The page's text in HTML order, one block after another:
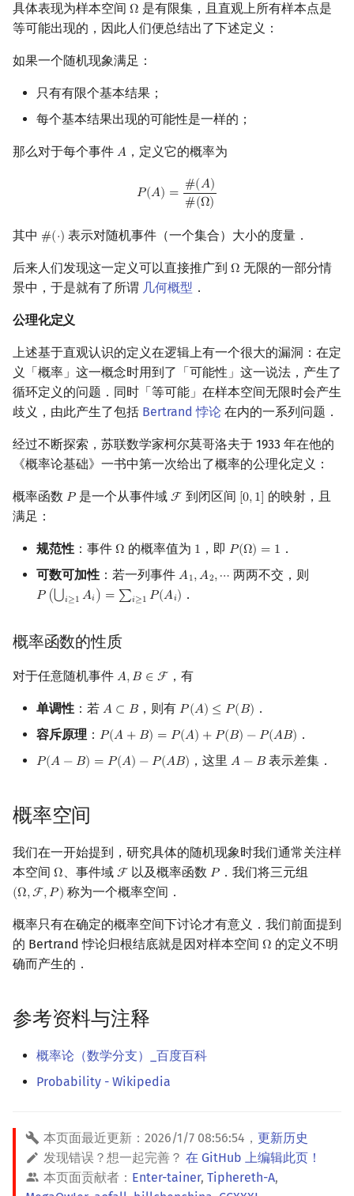
具体表现为样本空间 Ω
Ω 是有限集，且直观上所有样本点是
等可能出现的，因此人们便总结出了下述定义：
如果一个随机现象满足：
只有有限个基本结果；
每个基本结果出现的可能性是一样的；
那么对于每个事件 𝐴
A ，定义它的概率为
𝑃(𝐴) = #(𝐴)
#(Ω)
P( A)= A)#(Ω)
其中 #(⋅)
#(⋅) 表示对随机事件（一个集合）大小的度量．
后来人们发现这一定义可以直接推广到 Ω
Ω 无限的一部分情
景中，于是就有了所谓 几何概型 ．
公理化定义
上述基于直观认识的定义在逻辑上有一个很大的漏洞：在定
义「概率」这一概念时用到了「可能性」这一说法，产生了
循环定义的问题．同时「等可能」在样本空间无限时会产生
歧义，由此产生了包括 Bertrand 悖论 在内的一系列问题．
经过不断探索，苏联数学家柯尔莫哥洛夫于 1933 年在他的
《概率论基础》一书中第一次给出了概率的公理化定义：
概率函数 𝑃
P 是一个从事件域F
F 到闭区间 [0,1]
[0,1] 的映射，且
满足：
规范性 ：事件 Ω
Ω 的概率值为 1
1 ，即 𝑃(Ω) = 1
P(Ω)= 1
．
可数可加性 ：若一列事件 𝐴1,𝐴2,⋯
A1,A2,⋯ 两两不交，则
𝑃 (⋃𝑖≥1 𝐴𝑖) = ∑𝑖≥1 𝑃(𝐴𝑖)
P( ⋃i≥1A i)= ∑ ≥1 P(Ai) ．
概率函数的性质
对于任意随机事件 𝐴,𝐵 ∈ F
A,B∈ F ，有
单调性 ：若 𝐴 ⊂ 𝐵
A⊂B ，则有 𝑃(𝐴) ≤ 𝑃(𝐵)
P(A)≤ P(B)
．
容斥原理 ： 𝑃(𝐴 + 𝐵) = 𝑃(𝐴) +𝑃(𝐵) −𝑃(𝐴𝐵)
P(A+ B) =P( A)+ P(B)− P(AB) ．
𝑃(𝐴 − 𝐵) = 𝑃(𝐴) −𝑃(𝐴𝐵)
P(A− B) =P( A)− P(AB) ，这里 𝐴 − 𝐵
A−B 表示差集．
概率空间
我们在一开始提到，研究具体的随机现象时我们通常关注样
本空间 Ω
Ω 、事件域 F
F 以及概率函数 𝑃
P ．我们将三元组
(Ω,F,𝑃)
(Ω,F,P ) 称为一个概率空间．
概率只有在确定的概率空间下讨论才有意义．我们前面提到
的 Bertrand 悖论归根结底就是因对样本空间 Ω
Ω 的定义不明
确而产生的．
参考资料与注释
概率论（数学分支）_百度百科
Probability - Wikipedia
本页面最近更新： 2026/1/7 08:56:54 ， 更新历史
发现错误？想一起完善？ 在 GitHub 上编辑此页！
本页面贡献者： Enter-tainer, Tiphereth-A,